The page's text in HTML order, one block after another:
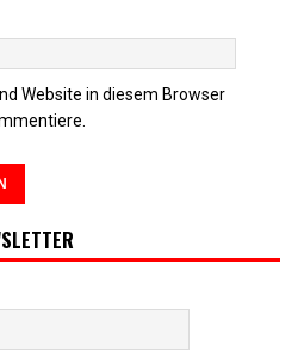
Website in diesem Browser